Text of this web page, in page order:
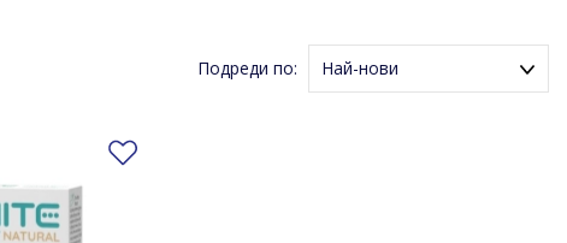
Подреди по: Най-нови